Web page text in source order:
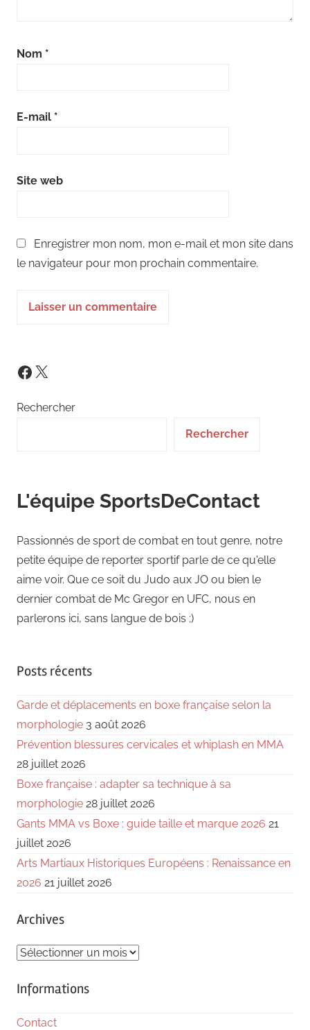
Nom *
E-mail *
Site web
Enregistrer mon nom, mon e-mail et mon site dans
le navigateur pour mon prochain commentaire.
Facebook
X
Rechercher
Rechercher
L'équipe SportsDeContact
Passionnés de sport de combat en tout genre, notre
petite équipe de reporter sportif parle de ce qu'elle
aime voir. Que ce soit du Judo aux JO ou bien le
dernier combat de Mc Gregor en UFC, nous en
parlerons ici, sans langue de bois ;)
Posts récents
Garde et déplacements en boxe française selon la
morphologie 3 août 2026
Prévention blessures cervicales et whiplash en MMA
28 juillet 2026
Boxe française : adapter sa technique à sa
morphologie 28 juillet 2026
Gants MMA vs Boxe : guide taille et marque 2026 21
juillet 2026
Arts Martiaux Historiques Européens : Renaissance en
2026 21 juillet 2026
Archives
Archives
Informations
Contact